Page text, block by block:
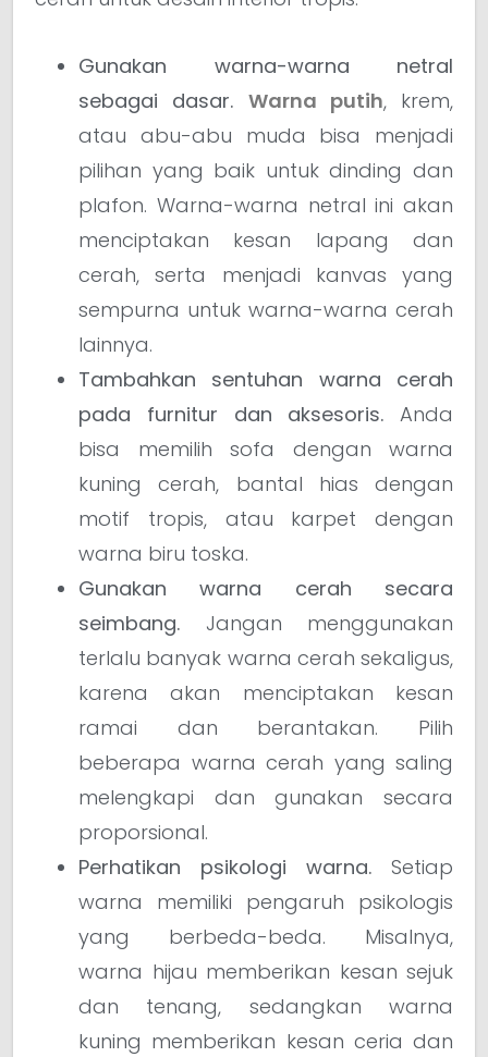
Gunakan warna-warna netral
sebagai dasar. Warna putih, krem,
atau abu-abu muda bisa menjadi
pilihan yang baik untuk dinding dan
plafon. Warna-warna netral ini akan
menciptakan kesan lapang dan
cerah, serta menjadi kanvas yang
sempurna untuk warna-warna cerah
lainnya.
Tambahkan sentuhan warna cerah
pada furnitur dan aksesoris. Anda
bisa memilih sofa dengan warna
kuning cerah, bantal hias dengan
motif tropis, atau karpet dengan
warna biru toska.
Gunakan warna cerah secara
seimbang. Jangan menggunakan
terlalu banyak warna cerah sekaligus,
karena akan menciptakan kesan
ramai dan berantakan. Pilih
beberapa warna cerah yang saling
melengkapi dan gunakan secara
proporsional.
Perhatikan psikologi warna. Setiap
warna memiliki pengaruh psikologis
yang berbeda-beda. Misalnya,
warna hijau memberikan kesan sejuk
dan tenang, sedangkan warna
kuning memberikan kesan ceria dan